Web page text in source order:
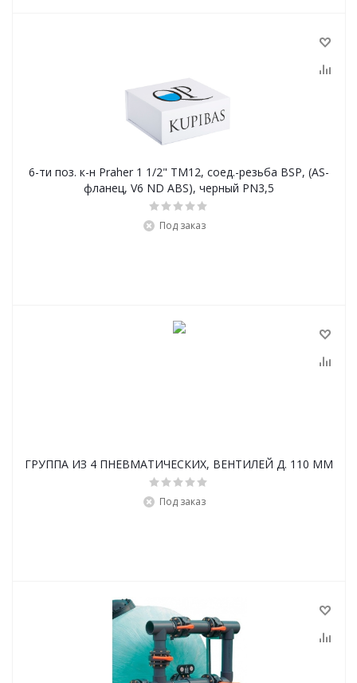
6-ти поз. к-н Praher 1 1/2" TM12, соед.-резьба BSP, (AS-
фланец, V6 ND ABS), черный PN3,5
Под заказ
ГРУППА ИЗ 4 ПНЕВМАТИЧЕСКИХ, ВЕНТИЛЕЙ Д. 110 ММ
Под заказ